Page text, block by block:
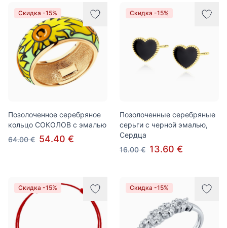
Скидка -15%
Позолоченное серебряное
кольцо СОКОЛОВ с эмалью
64.00 € 54.40 €
Скидка -15%
Позолоченные серебряные
серьги с черной эмалью,
Сердца
16.00 € 13.60 €
Скидка -15% Скидка -15%